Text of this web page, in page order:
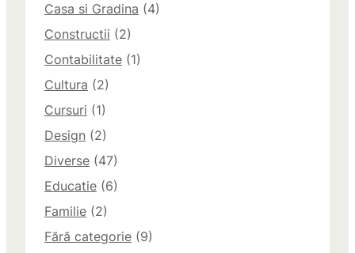
Casa si Gradina (4)
Constructii (2)
Contabilitate (1)
Cultura (2)
Cursuri (1)
Design (2)
Diverse (47)
Educatie (6)
Familie (2)
Fără categorie (9)